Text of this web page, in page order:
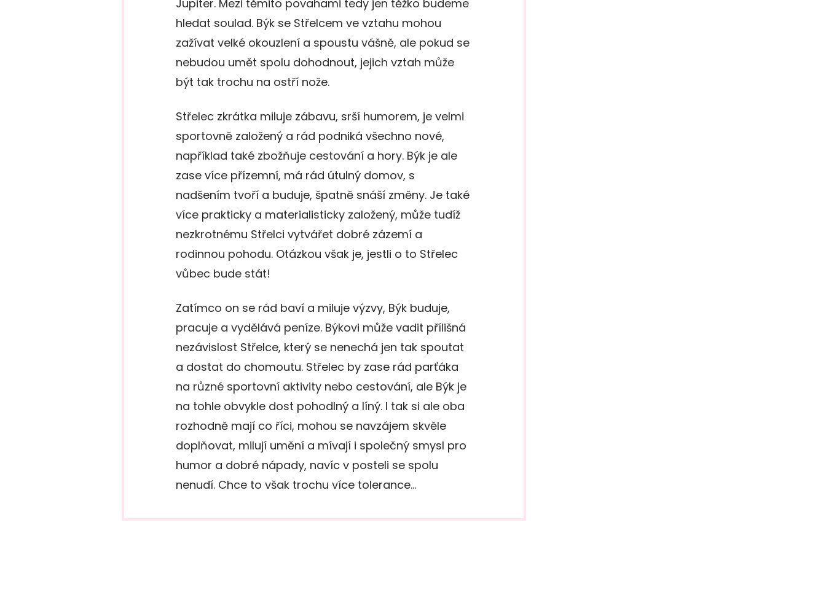
Jupiter. Mezi těmito povahami tedy jen těžko budeme
hledat soulad. Býk se Střelcem ve vztahu mohou
zažívat velké okouzlení a spoustu vášně, ale pokud se
nebudou umět spolu dohodnout, jejich vztah může
být tak trochu na ostří nože.
Střelec zkrátka miluje zábavu, srší humorem, je velmi
sportovně založený a rád podniká všechno nové,
například také zbožňuje cestování a hory. Býk je ale
zase více přízemní, má rád útulný domov, s
nadšením tvoří a buduje, špatně snáší změny. Je také
více prakticky a materialisticky založený, může tudíž
nezkrotnému Střelci vytvářet dobré zázemí a
rodinnou pohodu. Otázkou však je, jestli o to Střelec
vůbec bude stát!
Zatímco on se rád baví a miluje výzvy, Býk buduje,
pracuje a vydělává peníze. Býkovi může vadit přílišná
nezávislost Střelce, který se nenechá jen tak spoutat
a dostat do chomoutu. Střelec by zase rád parťáka
na různé sportovní aktivity nebo cestování, ale Býk je
na tohle obvykle dost pohodlný a líný. I tak si ale oba
rozhodně mají co říci, mohou se navzájem skvěle
doplňovat, milují umění a mívají i společný smysl pro
humor a dobré nápady, navíc v posteli se spolu
nenudí. Chce to však trochu více tolerance…